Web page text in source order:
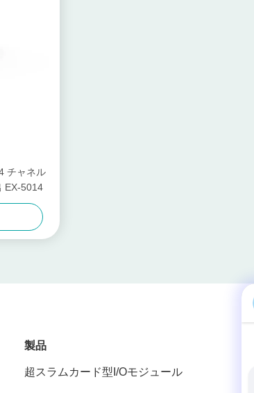
チャネル
EX-5014
製品
超スラムカード型I/Oモジュール